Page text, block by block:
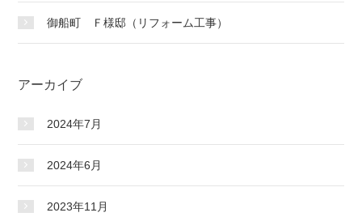
御船町 Ｆ様邸（リフォーム工事）
アーカイブ
2024年7月
2024年6月
2023年11月